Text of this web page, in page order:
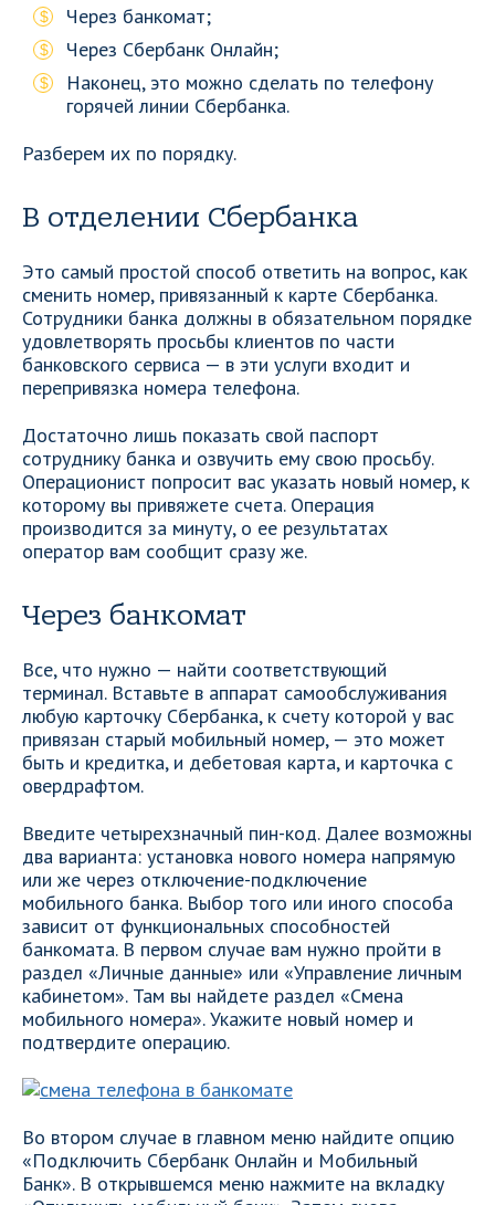
Через банкомат;
Через Сбербанк Онлайн;
Наконец, это можно сделать по телефону
горячей линии Сбербанка.
Разберем их по порядку.
В отделении Сбербанка
Это самый простой способ ответить на вопрос, как
сменить номер, привязанный к карте Сбербанка.
Сотрудники банка должны в обязательном порядке
удовлетворять просьбы клиентов по части
банковского сервиса — в эти услуги входит и
перепривязка номера телефона.
Достаточно лишь показать свой паспорт
сотруднику банка и озвучить ему свою просьбу.
Операционист попросит вас указать новый номер, к
которому вы привяжете счета. Операция
производится за минуту, о ее результатах
оператор вам сообщит сразу же.
Через банкомат
Все, что нужно — найти соответствующий
терминал. Вставьте в аппарат самообслуживания
любую карточку Сбербанка, к счету которой у вас
привязан старый мобильный номер, — это может
быть и кредитка, и дебетовая карта, и карточка с
овердрафтом.
Введите четырехзначный пин-код. Далее возможны
два варианта: установка нового номера напрямую
или же через отключение-подключение
мобильного банка. Выбор того или иного способа
зависит от функциональных способностей
банкомата. В первом случае вам нужно пройти в
раздел «Личные данные» или «Управление личным
кабинетом». Там вы найдете раздел «Смена
мобильного номера». Укажите новый номер и
подтвердите операцию.
Во втором случае в главном меню найдите опцию
«Подключить Сбербанк Онлайн и Мобильный
Банк». В открывшемся меню нажмите на вкладку